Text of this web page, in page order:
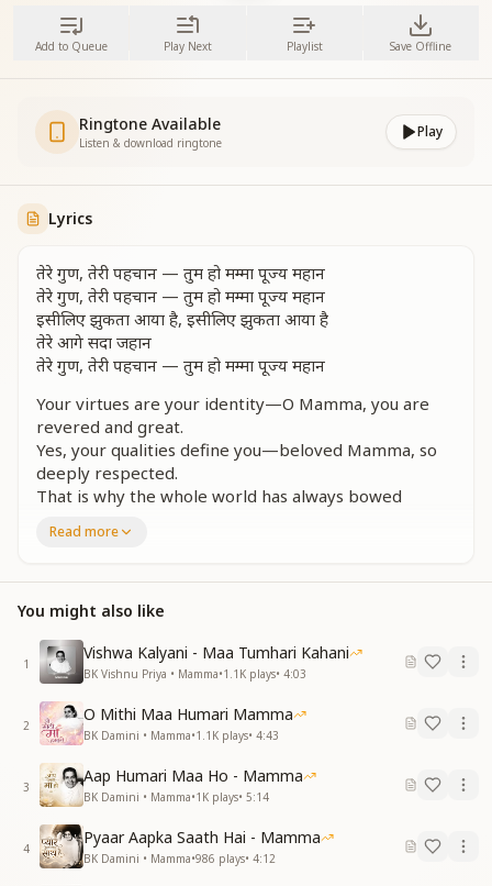
Add to Queue Play Next Playlist Save Offline
Ringtone Available
Listen & download ringtone
Play
Lyrics
तेरे गुण, तेरी पहचान — तुम हो मम्मा पूज्य महान
तेरे गुण, तेरी पहचान — तुम हो मम्मा पूज्य महान
इसीलिए झुकता आया है, इसीलिए झुकता आया है
तेरे आगे सदा जहान
तेरे गुण, तेरी पहचान — तुम हो मम्मा पूज्य महान
Your virtues are your identity—O Mamma, you are
revered and great.
Yes, your qualities define you—beloved Mamma, so
deeply respected.
That is why the whole world has always bowed
Because your greatness shines through your qualities.
प्यारी सूरत, न्यारी सीरत — ममता की मूरत वाली
कोई दामन तेरे दर से वापस नहीं गया खाली
जिसने पाई तेरी पालना, करते आज तेरा गुणगान
तेरे गुण, तेरी पहचान — तुम हो मम्मा पूज्य महान
With a loving face and a unique character—you are
the embodiment of divine motherhood.
No one ever left your door empty-handed.
Those who received your nurturing now sing your
praises.
O Mamma, your virtues are your identity—you are
truly great.
Read more
You might also like
1
Vishwa Kalyani - Maa Tumhari Kahani
BK Vishnu Priya • Mamma•1.1K plays• 4:03
2
O Mithi Maa Humari Mamma
BK Damini • Mamma•1.1K plays• 4:43
3
Aap Humari Maa Ho - Mamma
BK Damini • Mamma•1K plays• 5:14
4
Pyaar Aapka Saath Hai - Mamma
BK Damini • Mamma•986 plays• 4:12